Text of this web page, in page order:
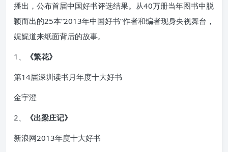
播出，公布首届中国好书评选结果。从40万册当年图书中脱
颖而出的25本“2013年中国好书”作者和编者现身央视舞台，
娓娓道来纸面背后的故事。
1、
《繁花》
第14届深圳读书月年度十大好书
金宇澄
2、
《出梁庄记》
新浪网2013年度十大好书